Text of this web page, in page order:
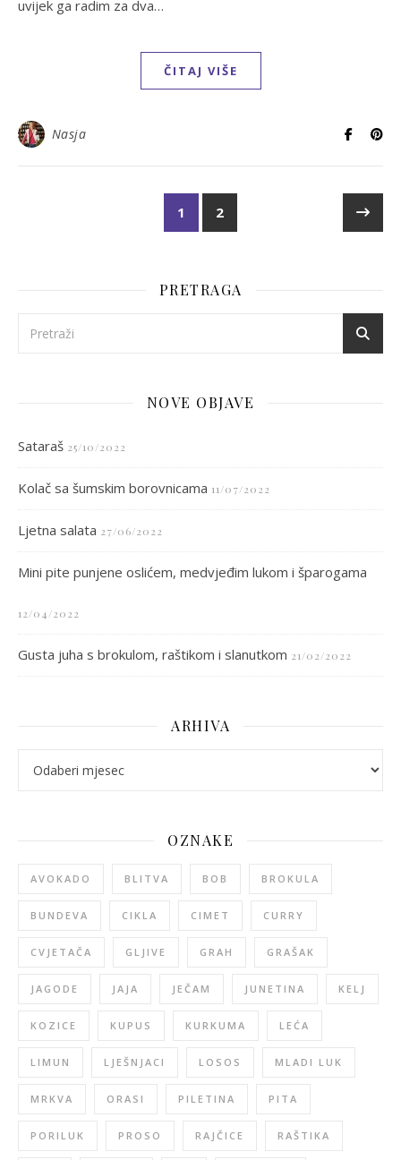
uvijek ga radim za dva…
ČITAJ VIŠE
Nasja
1 2
PRETRAGA
NOVE OBJAVE
Sataraš 25/10/2022
Kolač sa šumskim borovnicama 11/07/2022
Ljetna salata 27/06/2022
Mini pite punjene oslićem, medvjeđim lukom i šparogama
12/04/2022
Gusta juha s brokulom, raštikom i slanutkom 21/02/2022
ARHIVA
OZNAKE
AVOKADO BLITVA BOB BROKULA
BUNDEVA CIKLA CIMET CURRY
CVJETAČA GLJIVE GRAH GRAŠAK
JAGODE JAJA JEČAM JUNETINA KELJ
KOZICE KUPUS KURKUMA LEĆA
LIMUN LJEŠNJACI LOSOS MLADI LUK
MRKVA ORASI PILETINA PITA
PORILUK PROSO RAJČICE RAŠTIKA